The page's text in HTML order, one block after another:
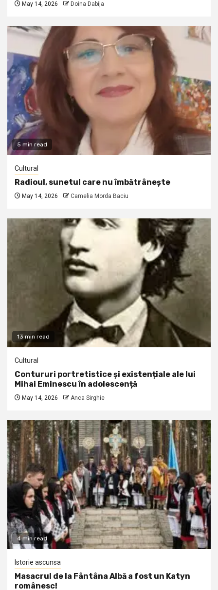
May 14, 2026 Doina Dabija
5 min read
Cultural
Radioul, sunetul care nu îmbătrânește
May 14, 2026 Camelia Morda Baciu
13 min read
Cultural
Contururi portretistice și existențiale ale lui
Mihai Eminescu în adolescență
May 14, 2026 Anca Sirghie
4 min read
Istorie ascunsa
Masacrul de la Fântâna Albă a fost un Katyn
românesc!